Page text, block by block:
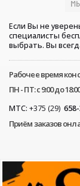
Если Вы не
специалисты
выбрать. Вы
Рабочее время
ПН - ПТ: с 9:00 до
МТС: +375 (29)
Приём заказов